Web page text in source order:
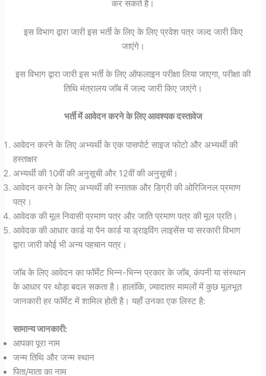
कर सकते है।
इस विभाग द्वारा जारी इस भर्ती के लिए के लिए प्रवेश पत्र जल्द जारी किए
जाएंगे।
इस विभाग द्वारा जारी इस भर्ती के लिए ऑफलाइन परीक्षा लिया जाएगा, परीक्षा की
तिथि मंत्रालय जॉब में जल्द जारी किए जाएंगे।
भर्ती में आवेदन करने के लिए आवश्यक दस्तावेज
आवेदन करने के लिए अभ्यर्थी के एक पासपोर्ट साइज फोटो और अभ्यर्थी की
हस्ताक्षर
अभ्यर्थी की 10वीं की अनुसूची और 12वीं की अनुसूची।
आवेदन करने के लिए अभ्यर्थी की स्नातक और डिग्री की ओरिजिनल प्रमाण
पत्र।
आवेदक की मूल निवासी प्रमाण पत्र और जाति प्रमाण पत्र की मूल प्रति।
आवेदक की आधार कार्ड या पैन कार्ड या ड्राइविंग लाइसेंस या सरकारी विभाग
द्वारा जारी कोई भी अन्य पहचान पत्र।
जॉब के लिए आवेदन का फॉर्मेट भिन्न-भिन्न प्रकार के जॉब, कंपनी या संस्थान
के आधार पर थोड़ा बदल सकता है। हालांकि, ज़्यादातर मामलों में कुछ मूलभूत
जानकारी हर फॉर्मेट में शामिल होती है। यहाँ उनका एक लिस्ट है:
सामान्य जानकारी:
आपका पूरा नाम
जन्म तिथि और जन्म स्थान
पिता/माता का नाम